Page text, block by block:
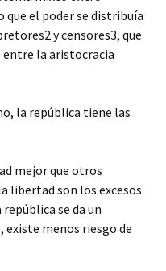
que el poder se distribuía
y censores3, que
la aristocracia
la república tiene las
mejor que otros
libertad son los excesos
se da un
menos riesgo de